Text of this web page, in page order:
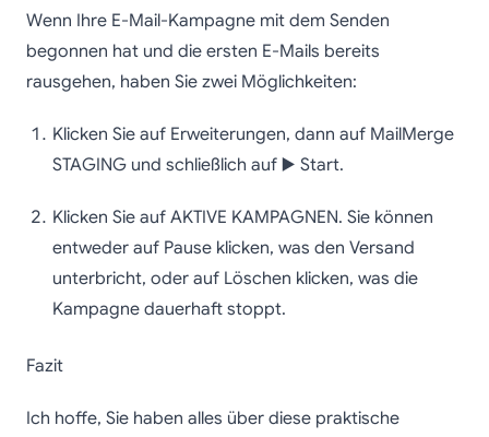
Wenn Ihre E-Mail-Kampagne mit dem Senden
begonnen hat und die ersten E-Mails bereits
rausgehen, haben Sie zwei Möglichkeiten:
Klicken Sie auf Erweiterungen, dann auf MailMerge
STAGING und schließlich auf ▶️ Start.
Klicken Sie auf AKTIVE KAMPAGNEN. Sie können
entweder auf Pause klicken, was den Versand
unterbricht, oder auf Löschen klicken, was die
Kampagne dauerhaft stoppt.
Fazit
Ich hoffe, Sie haben alles über diese praktische